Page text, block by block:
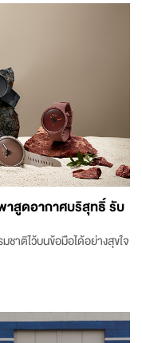
าสูดอากาศบริสุทธิ์ รับ
ชาติไว้บนข้อมือได้อย่างสุขใจ